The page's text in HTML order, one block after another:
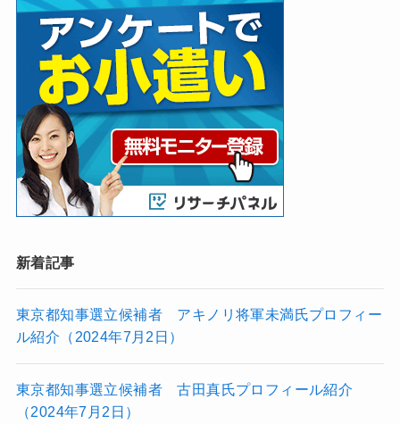
新着記事
東京都知事選立候補者 アキノリ将軍未満氏プロフィー
ル紹介（2024年7月2日）
東京都知事選立候補者 古田真氏プロフィール紹介
（2024年7月2日）